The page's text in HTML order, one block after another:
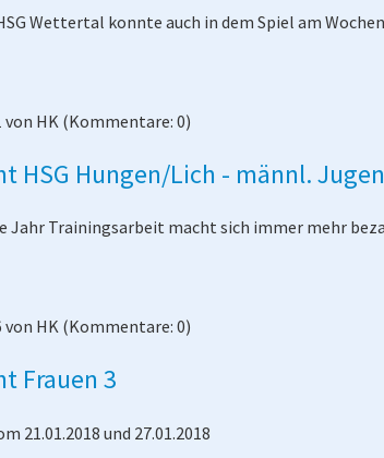
Wettertal konnte auch in dem Spiel am
von HK (Kommentare: 0)
HSG Hungen/Lich - männl.
Jahr Trainingsarbeit macht sich immer mehr
Lich
von HK (Kommentare: 0)
Frauen 3
21.01.2018 und 27.01.2018